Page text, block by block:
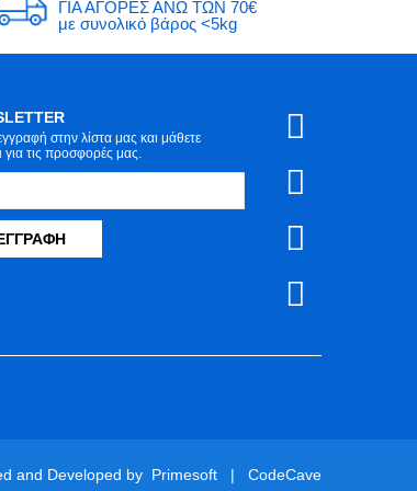
ΓΙΑ ΑΓΟΡΕΣ ΑΝΩ ΤΩΝ 70€
με συνολικό βάρος <5kg
στην λίστα μας και μάθετε
τις προσφορές μας.
and Developed by Primesoft | CodeCave